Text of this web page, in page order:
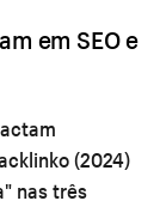
em SEO e
(2024)
nas três